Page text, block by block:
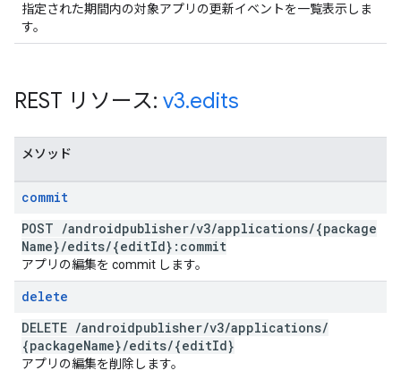
指定された期間内の対象アプリの更新イベントを一覧表示しま
す。
REST リソース: v3.edits
メソッド
commit
POST /androidpublisher/v3/applications/{package
Name}/edits/{editId}:commit
アプリの編集を commit します。
delete
DELETE /androidpublisher/v3/applications/
{packageName}/edits/{editId}
アプリの編集を削除します。